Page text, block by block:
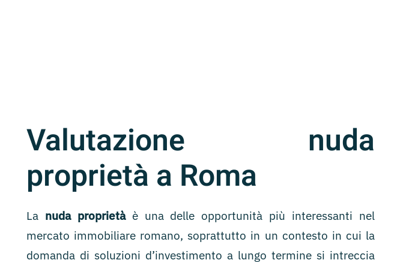
Valutazione nuda
proprietà a Roma
La nuda proprietàè una delle opportunità più interessanti nel
mercato immobiliare romano, soprattutto in un contesto in cui la
domanda di soluzioni d’investimento a lungo termine si intreccia